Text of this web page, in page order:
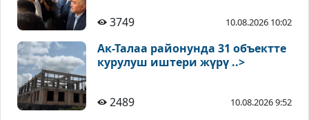
3749 10.08.2026 10:02
Ак-Талаа районунда 31 объектте
курулуш иштери жүрү ..>
2489 10.08.2026 9:52